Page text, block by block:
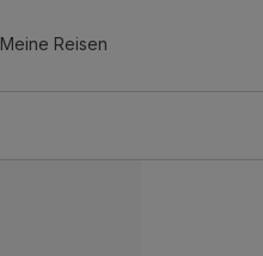
Meine Reisen